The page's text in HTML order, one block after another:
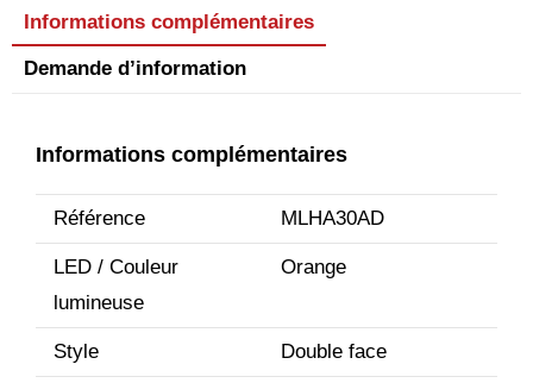
Informations complémentaires
Demande d’information
Informations complémentaires
Référence MLHA30AD
LED / Couleur
lumineuse
Orange
Style Double face